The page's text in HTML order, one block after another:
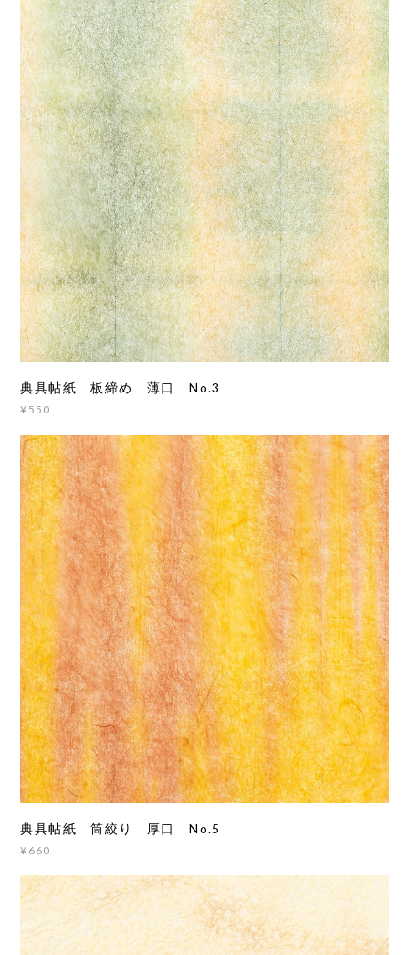
典具帖紙 板締め 薄口 No.3
¥550
典具帖紙 筒絞り 厚口 No.5
¥660